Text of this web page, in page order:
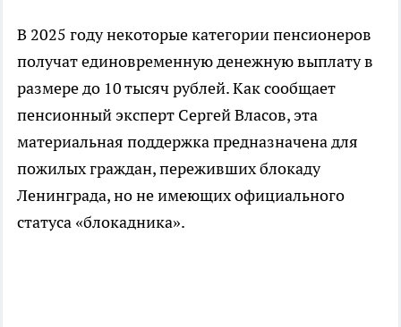
В 2025 году некоторые категории пенсионеров
получат единовременную денежную выплату в
размере до 10 тысяч рублей. Как сообщает
пенсионный эксперт Сергей Власов, эта
материальная поддержка предназначена для
пожилых граждан, переживших блокаду
Ленинграда, но не имеющих официального
статуса «блокадника».